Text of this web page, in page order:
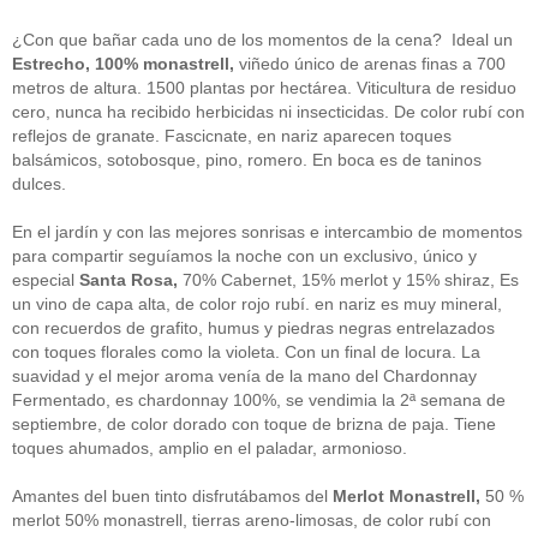
Guipuzcoa
(2)
(1)
Joan Roca(2)
libros (2)
Madrid(4)
mejores-productos (3)
México(1)
Murcia
quesos(3)
Restaurantes
rutas de tapas
(2)
Setas(1)
Sin categoría(348)
solidaridad(1)
tapas (2)
" ALT="RSS" /> SUSCRÍBETE
RSS - Entradas
ADMINISTRAR
¿Con que bañar cada uno de los momentos de la cena? Ideal un
Estrecho, 100% monastrell, viñedo único de arenas finas a 700
metros de altura. 1500 plantas por hectárea. Viticultura de residuo
cero, nunca ha recibido herbicidas ni insecticidas. De color rubí con
reflejos de granate. Fascicnate, en nariz aparecen toques
balsámicos, sotobosque, pino, romero. En boca es de taninos
dulces.
En el jardín y con las mejores sonrisas e intercambio de momentos
para compartir seguíamos la noche con un exclusivo, único y
especial Santa Rosa, 70% Cabernet, 15% merlot y 15% shiraz, Es
un vino de capa alta, de color rojo rubí. en nariz es muy mineral,
con recuerdos de grafito, humus y piedras negras entrelazados
con toques florales como la violeta. Con un final de locura. La
suavidad y el mejor aroma venía de la mano del Chardonnay
Fermentado, es chardonnay 100%, se vendimia la 2ª semana de
septiembre, de color dorado con toque de brizna de paja. Tiene
toques ahumados, amplio en el paladar, armonioso.
Amantes del buen tinto disfrutábamos del Merlot Monastrell, 50 %
merlot 50% monastrell, tierras areno-limosas, de color rubí con